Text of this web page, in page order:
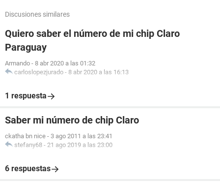
Discusiones similares
Quiero saber el número de mi chip Claro
Paraguay
Armando - 8 abr 2020 a las 01:32
carloslopezjurado - 8 abr 2020 a las 16:13
1 respuesta
Saber mi número de chip Claro
ckatha bn nice - 3 ago 2011 a las 23:41
stefany68 - 21 ago 2019 a las 23:00
6 respuestas